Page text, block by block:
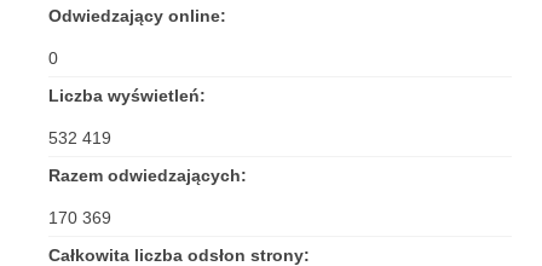
Kancelaria
Zaprzyjaźnione strony
Kontakt
Odwiedzający online:
0
Liczba wyświetleń:
532 419
Razem odwiedzających:
170 369
Całkowita liczba odsłon strony: